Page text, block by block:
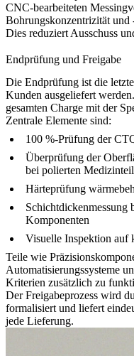
CNC-bearbeiteten
Bohrungskonzentrizität und
Dies reduziert Ausschuss
Endprüfung und Freigabe
Die Endprüfung ist die
Kunden ausgeliefert
gesamten Charge mit der
Zentrale Elemente sind:
100 %-Prüfung der
Überprüfung der
bei polierten
Härteprüfung
Schichtdickenmessung
Komponenten
Visuelle Inspektion auf
Teile wie
Automatisierungssysteme
Kriterien zusätzlich zu
Der Freigabeprozess wird
formalisiert und liefert
jede Lieferung.